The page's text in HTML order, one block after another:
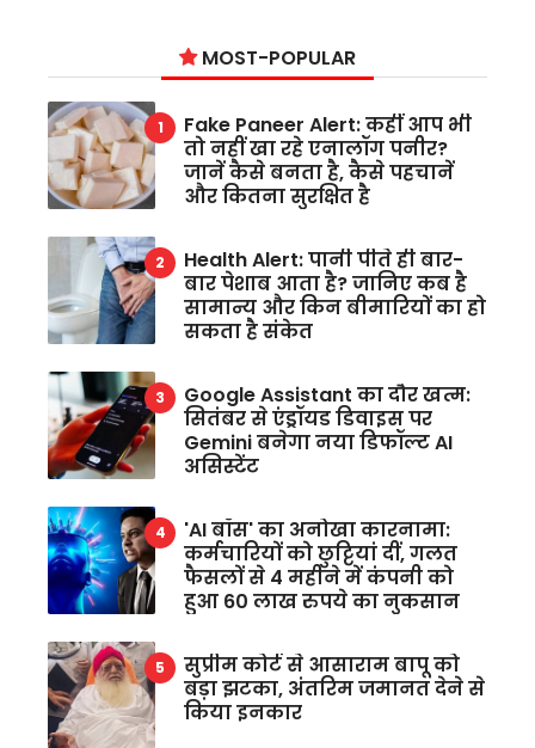
MOST-POPULAR
Fake Paneer Alert: कहीं आप भी
तो नहीं खा रहे एनालॉग पनीर?
जानें कैसे बनता है, कैसे पहचानें
और कितना सुरक्षित है
Health Alert: पानी पीते ही बार-
बार पेशाब आता है? जानिए कब है
सामान्य और किन बीमारियों का हो
सकता है संकेत
Google Assistant का दौर खत्म:
सितंबर से एंड्रॉयड डिवाइस पर
Gemini बनेगा नया डिफॉल्ट AI
असिस्टेंट
'AI बॉस' का अनोखा कारनामा:
कर्मचारियों को छुट्टियां दीं, गलत
फैसलों से 4 महीने में कंपनी को
हुआ 60 लाख रुपये का नुकसान
सुप्रीम कोर्ट से आसाराम बापू को
बड़ा झटका, अंतरिम जमानत देने से
किया इनकार